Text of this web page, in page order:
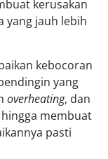
kerusakan
yang jauh lebih
kebocoran
yang
overheating, dan
membuat
pasti